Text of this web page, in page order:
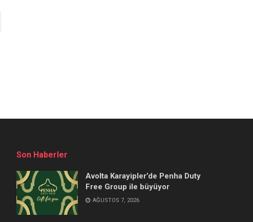
Son Haberler
Avolta Karayipler’de Penha Duty
Free Group ile büyüyor
AĞUSTOS 7, 2026